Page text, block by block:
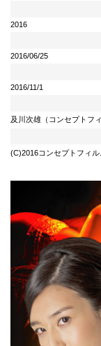
2016
2016/06/25
2016/11/1
及川次雄（コンセプトフィ
(C)2016コンセプトフィル